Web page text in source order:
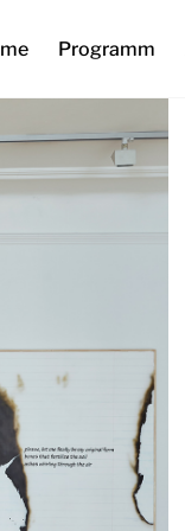
Programm